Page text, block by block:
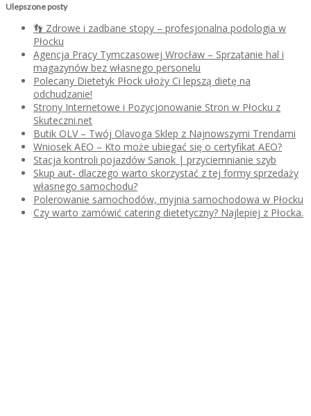
Ulepszone posty
👣 Zdrowe i zadbane stopy – profesjonalna podologia w
Płocku
Agencja Pracy Tymczasowej Wrocław – Sprzątanie hal i
magazynów bez własnego personelu
Polecany Dietetyk Płock ułoży Ci lepszą dietę na
odchudzanie!
Strony Internetowe i Pozycjonowanie Stron w Płocku z
Skuteczni.net
Butik OLV – Twój Olavoga Sklep z Najnowszymi Trendami
Wniosek AEO – Kto może ubiegać się o certyfikat AEO?
Stacja kontroli pojazdów Sanok | przyciemnianie szyb
Skup aut- dlaczego warto skorzystać z tej formy sprzedaży
własnego samochodu?
Polerowanie samochodów, myjnia samochodowa w Płocku
Czy warto zamówić catering dietetyczny? Najlepiej z Płocka.